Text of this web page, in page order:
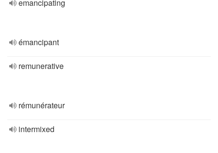
emancipating
émancipant
remunerative
rémunérateur
intermixed